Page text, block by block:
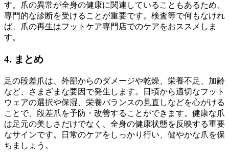
す。爪の異常が全身の健康に関連していることもあるため、
専門的な診断を受けることが重要です。検査等で何もなけれ
ば、爪の再生はフットケア専門店でのケアをおススメしま
す。
4. まとめ
足の段差爪は、外部からのダメージや乾燥、栄養不足、加齢
など、さまざまな要因で発生します。日頃から適切なフット
ウェアの選択や保湿、栄養バランスの見直しなどを心がける
ことで、段差爪を予防・改善することができます。健康な爪
は足元の美しさだけでなく、全身の健康状態を反映する重要
なサインです。日常のケアをしっかり行い、健やかな爪を保
ちましょう。